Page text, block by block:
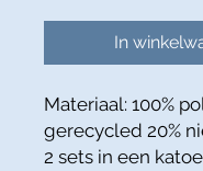
In
Materiaal: 100%
gerecycled 20%
2 sets in een